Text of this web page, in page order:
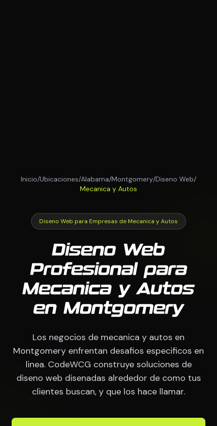
Inicio/Ubicaciones/Alabama/Montgomery/Diseno Web/
Mecanica y Autos
Diseno Web para Empresas de Mecanica y Autos
Diseno Web
Profesional para
Mecanica y Autos
en Montgomery
Los negocios de mecanica y autos en
Montgomery enfrentan desafios especificos en
linea. CodeWCG construye soluciones de
diseno web disenadas alrededor de como tus
clientes buscan, y que los hace llamar.